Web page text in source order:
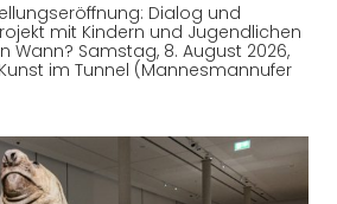
Dialog und
mit Kindern und Jugendlichen
Wann? Samstag, 8. August 2026,
Kunst im Tunnel (Mannesmannufer